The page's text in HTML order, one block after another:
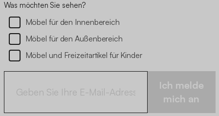
Was möchten Sie sehen?
Möbel für den Innenbereich
Möbel für den Außenbereich
Möbel und Freizeitartikel für Kinder
Ich melde
mich an